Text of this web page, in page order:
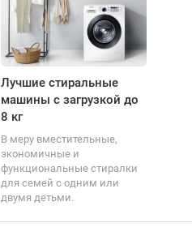
Лучшие стиральные
машины с загрузкой до
8 кг
В меру вместительные,
экономичные и
функциональные стиралки
для семей с одним или
двумя детьми.